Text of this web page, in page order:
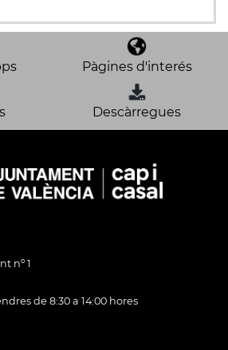
Pàgines d'interés
Descàrregues
nº 1
de 8:30 a 14:00 hores